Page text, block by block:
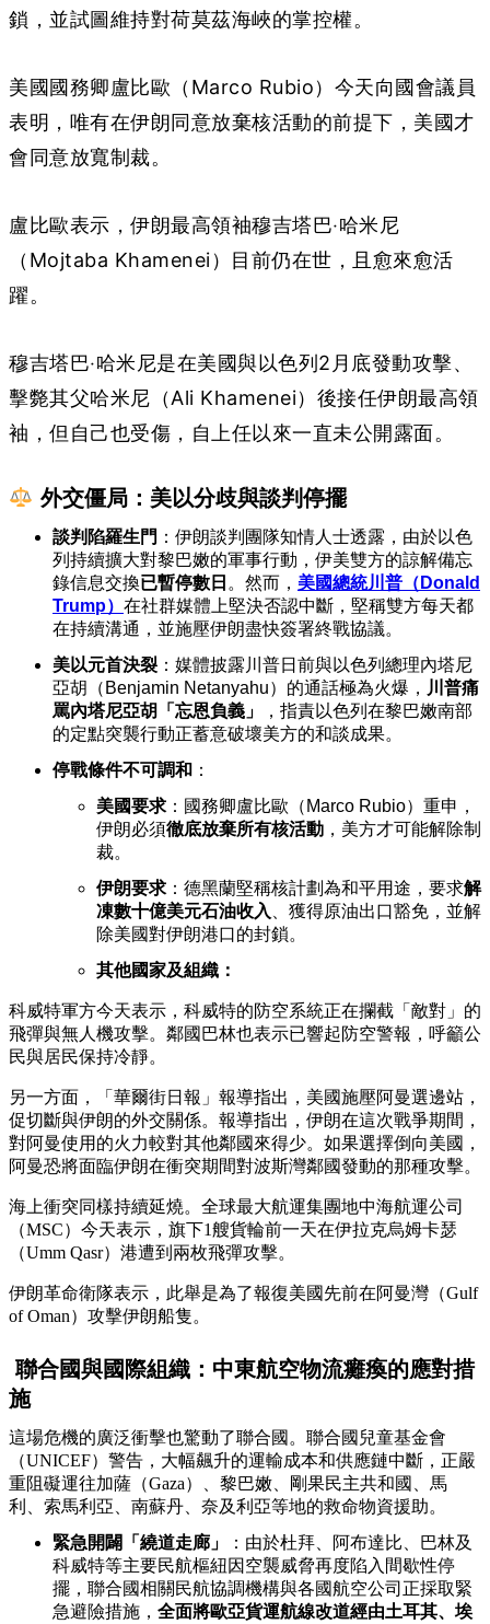
鎖，並試圖維持對荷莫茲海峽的掌控權。
美國國務卿盧比歐（Marco Rubio）今天向國會議員
表明，唯有在伊朗同意放棄核活動的前提下，美國才
會同意放寬制裁。
盧比歐表示，伊朗最高領袖穆吉塔巴‧哈米尼
（Mojtaba Khamenei）目前仍在世，且愈來愈活
躍。
穆吉塔巴‧哈米尼是在美國與以色列2月底發動攻擊、
擊斃其父哈米尼（Ali Khamenei）後接任伊朗最高領
袖，但自己也受傷，自上任以來一直未公開露面。
外交僵局：美以分歧與談判停擺
談判陷羅生門 ：伊朗談判團隊知情人士透露，由於以色
列持續擴大對黎巴嫩的軍事行動，伊美雙方的諒解備忘
錄信息交換已暫停數日 。然而， 美國總統川普（Donald
Trump） 在社群媒體上堅決否認中斷，堅稱雙方每天都
在持續溝通，並施壓伊朗盡快簽署終戰協議。
美以元首決裂 ：媒體披露川普日前與以色列總理內塔尼
亞胡（Benjamin Netanyahu）的通話極為火爆， 川普痛
罵內塔尼亞胡「忘恩負義」
，指責以色列在黎巴嫩南部
的定點突襲行動正蓄意破壞美方的和談成果。
停戰條件不可調和 ：
美國要求 ：國務卿盧比歐（Marco Rubio）重申，
伊朗必須徹底放棄所有核活動 ，美方才可能解除制
裁。
伊朗要求 ：德黑蘭堅稱核計劃為和平用途，要求解
凍數十億美元石油收入
、獲得原油出口豁免，並解
除美國對伊朗港口的封鎖。
其他國家及組織：
科威特軍方今天表示，科威特的防空系統正在攔截「敵對」的
飛彈與無人機攻擊。鄰國巴林也表示已響起防空警報，呼籲公
民與居民保持冷靜。
另一方面，「華爾街日報」報導指出，美國施壓阿曼選邊站，
促切斷與伊朗的外交關係。報導指出，伊朗在這次戰爭期間，
對阿曼使用的火力較對其他鄰國來得少。如果選擇倒向美國，
阿曼恐將面臨伊朗在衝突期間對波斯灣鄰國發動的那種攻擊。
海上衝突同樣持續延燒。全球最大航運集團地中海航運公司
（MSC）今天表示，旗下1艘貨輪前一天在伊拉克烏姆卡瑟
（Umm Qasr）港遭到兩枚飛彈攻擊。
伊朗革命衛隊表示，此舉是為了報復美國先前在阿曼灣（Gulf
of Oman）攻擊伊朗船隻。
聯合國與國際組織：中東航空物流癱瘓的應對措
施
這場危機的廣泛衝擊也驚動了聯合國。聯合國兒童基金會
（UNICEF）警告，大幅飆升的運輸成本和供應鏈中斷，正嚴
重阻礙運往加薩（Gaza）、黎巴嫩、剛果民主共和國、馬
利、索馬利亞、南蘇丹、奈及利亞等地的救命物資援助。
緊急開闢「繞道走廊」
：由於杜拜、阿布達比、巴林及
科威特等主要民航樞紐因空襲威脅再度陷入間歇性停
擺，聯合國相關民航協調機構與各國航空公司正採取緊
急避險措施， 全面將歐亞貨運航線改道經由土耳其、埃